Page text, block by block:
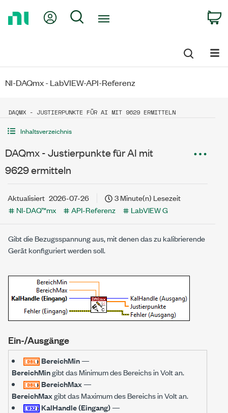
My Account
Search
NI-DAQmx - LabVIEW-API-Referenz
DAQMX - JUSTIERPUNKTE FÜR AI MIT 9629 ERMITTELN
Inhaltsverzeichnis
DAQmx - Justierpunkte für AI mit
9629 ermitteln
Aktualisiert 2026-07-26
3 Minute(n) Lesezeit
NI-DAQ™mx
API-Referenz LabVIEW G
Gibt die Bezugsspannung aus, mit denen das zu kalibrierende
Gerät konfiguriert werden soll.
Ein-/Ausgänge
BereichMin—
BereichMingibt das Minimum des Bereichs in Volt an.
BereichMax—
BereichMaxgibt das Maximum des Bereichs in Volt an.
KalHandle (Eingang)—